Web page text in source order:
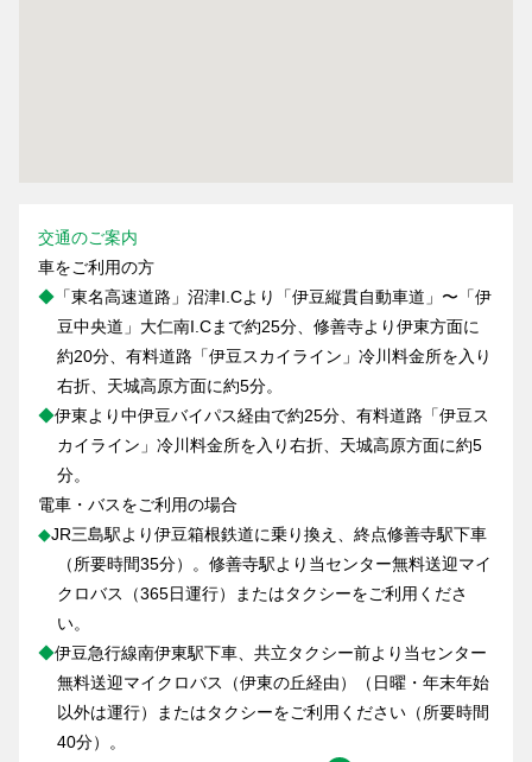
交通のご案内
車をご利用の方
◆ 「東名高速道路」沼津I.Cより「伊豆縦貫自動車道」〜「伊
豆中央道」大仁南I.Cまで約25分、修善寺より伊東方面に
約20分、有料道路「伊豆スカイライン」冷川料金所を入り
右折、天城高原方面に約5分。
◆伊東より中伊豆バイパス経由で約25分、有料道路「伊豆ス
カイライン」冷川料金所を入り右折、天城高原方面に約5
分。
電車・バスをご利用の場合
◆JR三島駅より伊豆箱根鉄道に乗り換え、終点修善寺駅下車
（所要時間35分）。修善寺駅より当センター無料送迎マイ
クロバス（365日運行）またはタクシーをご利用くださ
い。
◆伊豆急行線南伊東駅下車、共立タクシー前より当センター
無料送迎マイクロバス（伊東の丘経由）（日曜・年末年始
以外は運行）またはタクシーをご利用ください（所要時間
40分）。